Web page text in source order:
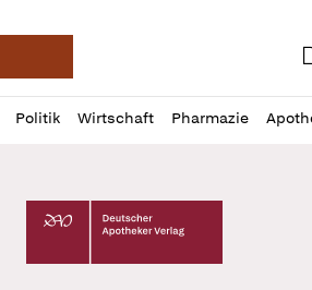
Deutsche Apotheker
Politik Wirtschaft Pharmazie
Profil
öffnen
Daz
Pur
Deutscher Apotheker Verlag Logo